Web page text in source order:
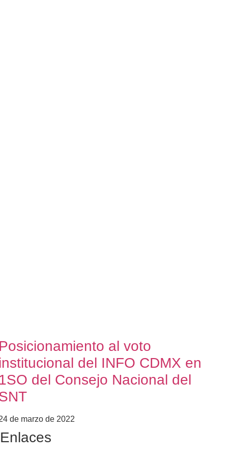
al voto
del INFO CDMX en
del Consejo Nacional del
de marzo de 2022
Enlaces